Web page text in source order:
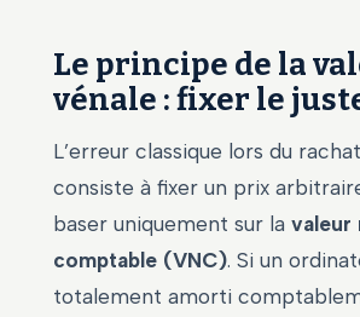
Le principe de la
vénale : fixer le
L’erreur classique lors du
consiste à fixer un prix
baser uniquement sur la valeur
comptable (VNC). Si un
totalement amorti